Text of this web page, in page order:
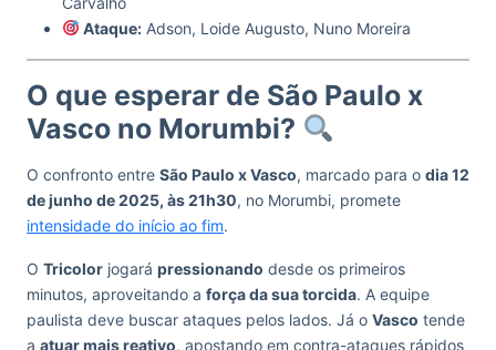
Ataque:Adson, Loide Augusto, Nuno Moreira
O que esperar de São Paulo x
Vasco no Morumbi?
O confronto entre São Paulo x Vasco, marcado para o dia 12
de junho de 2025, às 21h30, no Morumbi, promete
intensidade do início ao fim.
O Tricolor jogará pressionando desde os primeiros
minutos, aproveitando a força da sua torcida. A equipe
paulista deve buscar ataques pelos lados. Já o Vasco tende
a atuar mais reativo, apostando em contra-ataques rápidos